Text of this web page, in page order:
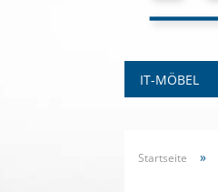
IT-MÖBEL
Startseite »